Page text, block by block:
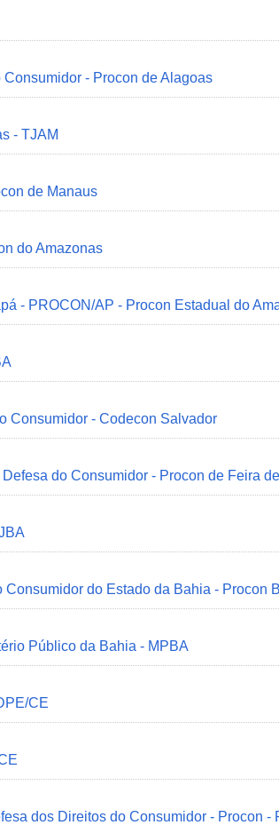
- Procon de Alagoas
- TJAM
de Manaus
do Amazonas
- PROCON/AP - Procon Estadual do
Consumidor - Codecon Salvador
do Consumidor - Procon de Feira
do Estado da Bahia - Procon
Público da Bahia - MPBA
CE
dos Direitos do Consumidor - Procon -